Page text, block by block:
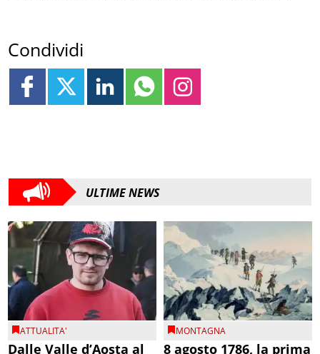
Condividi
ULTIME NEWS
ATTUALITA'
Dalle Valle d’Aosta al
MONTAGNA
8 agosto 1786, la prima